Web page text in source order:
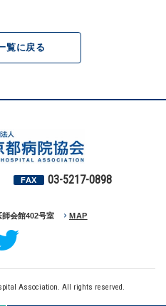
覧に戻る
FAX 03-5217-0898
会館402号室
MAP
Association. All rights reserved.